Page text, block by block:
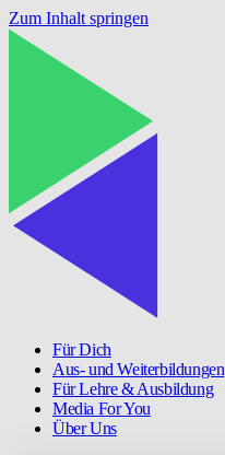
Zum Inhalt springen
Für Dich
Aus- und Weiterbildungen
Für Lehre & Ausbildung
Media For You
Über Uns